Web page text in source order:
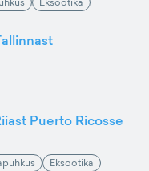
Puerto Ricosse
Eksootika